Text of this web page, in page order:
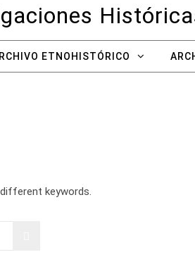
ETNOHISTÓRICO
keywords.